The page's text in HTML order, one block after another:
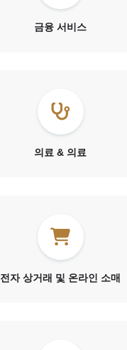
금융 서비스
의료 & 의료
전자 상거래 및 온라인 소매